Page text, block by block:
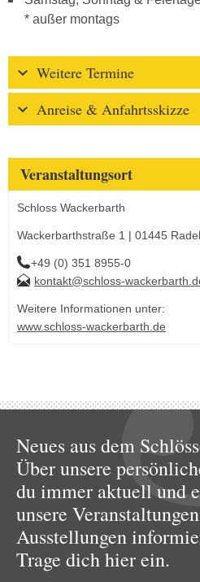
* außer montags
Weitere Termine
Anreise & Anfahrtsskizze
Veranstaltungsort
Schloss Wackerbarth
Wackerbarthstraße 1 | 01445
+49 (0) 351 8955-0
kontakt@schloss-
Weitere Informationen unter:
www.schloss-wackerbarth.de
Neues aus dem
Über unsere
du immer aktuell und
unsere
Ausstellungen
Trage dich hier ein.